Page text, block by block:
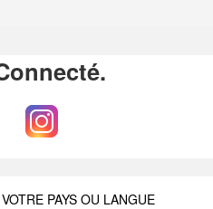
PAYS OU LANGUE